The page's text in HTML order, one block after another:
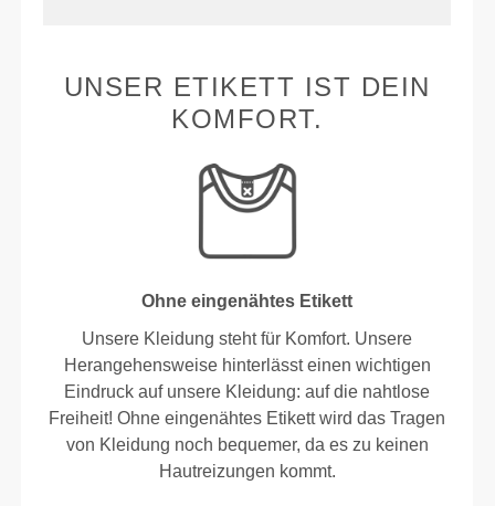
UNSER ETIKETT IST DEIN
KOMFORT.
Ohne eingenähtes Etikett
Unsere Kleidung steht für Komfort. Unsere
Herangehensweise hinterlässt einen wichtigen
Eindruck auf unsere Kleidung: auf die nahtlose
Freiheit! Ohne eingenähtes Etikett wird das Tragen
von Kleidung noch bequemer, da es zu keinen
Hautreizungen kommt.